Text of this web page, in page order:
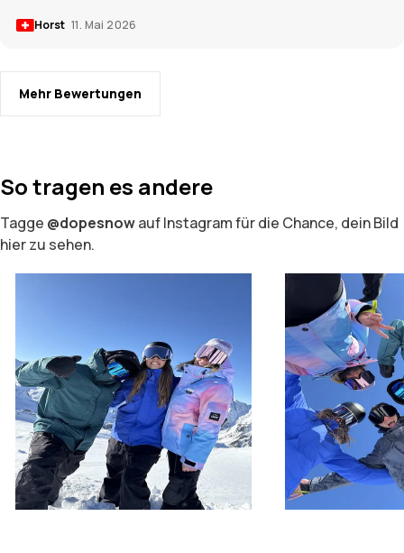
Horst 11. Mai 2026
Mehr Bewertungen
So tragen es andere
Tagge @dopesnowauf Instagram für die Chance, dein Bild
hier zu sehen.